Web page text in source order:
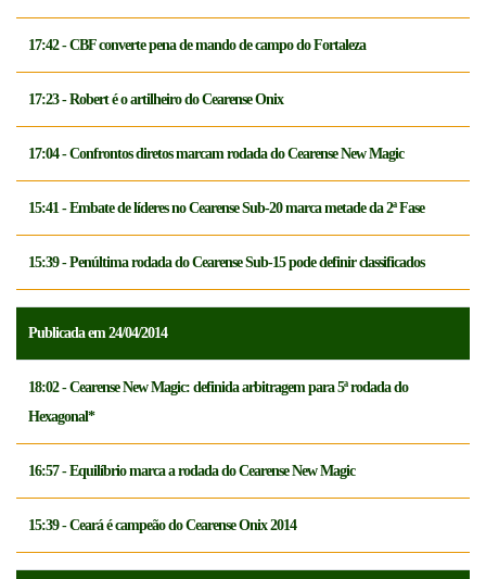
17:42 - CBF converte pena de mando de campo do Fortaleza
17:23 - Robert é o artilheiro do Cearense Onix
17:04 - Confrontos diretos marcam rodada do Cearense New Magic
15:41 - Embate de líderes no Cearense Sub-20 marca metade da 2ª Fase
15:39 - Penúltima rodada do Cearense Sub-15 pode definir classificados
Publicada em 24/04/2014
18:02 - Cearense New Magic: definida arbitragem para 5ª rodada do
Hexagonal*
16:57 - Equilíbrio marca a rodada do Cearense New Magic
15:39 - Ceará é campeão do Cearense Onix 2014